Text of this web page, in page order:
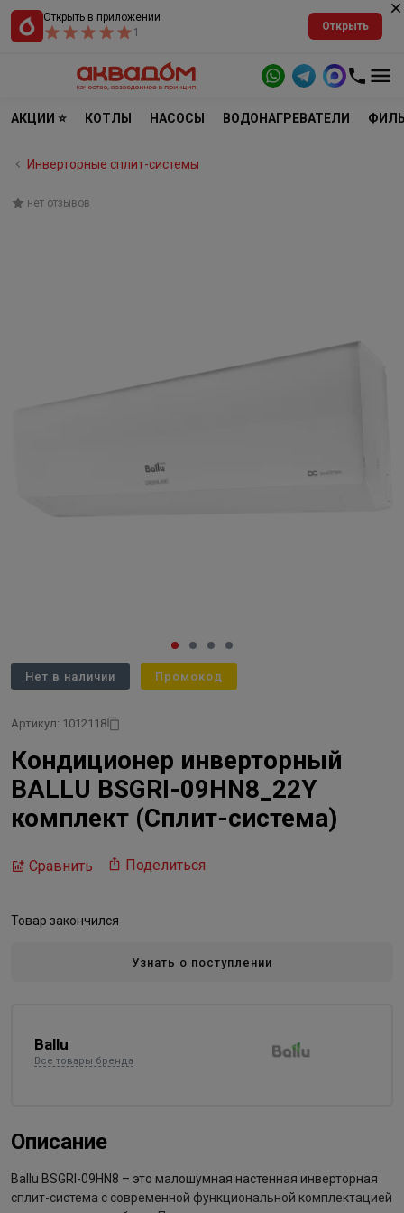
Открыть в приложении
1
Открыть
АКЦИИ ⭐ КОТЛЫ НАСОСЫ ВОДОНАГРЕВАТЕЛИ
Инверторные сплит-системы
нет отзывов
Нет в наличии Промокод
Артикул: 1012118
Кондиционер инверторный
BALLU BSGRI-09HN8_22Y
комплект (Сплит-система)
Сравнить Поделиться
Товар закончился
Узнать о поступлении
Ballu
Все товары бренда
Описание
Ballu BSGRI-09HN8 – это малошумная настенная инверторная
сплит-система с современной функциональной комплектацией